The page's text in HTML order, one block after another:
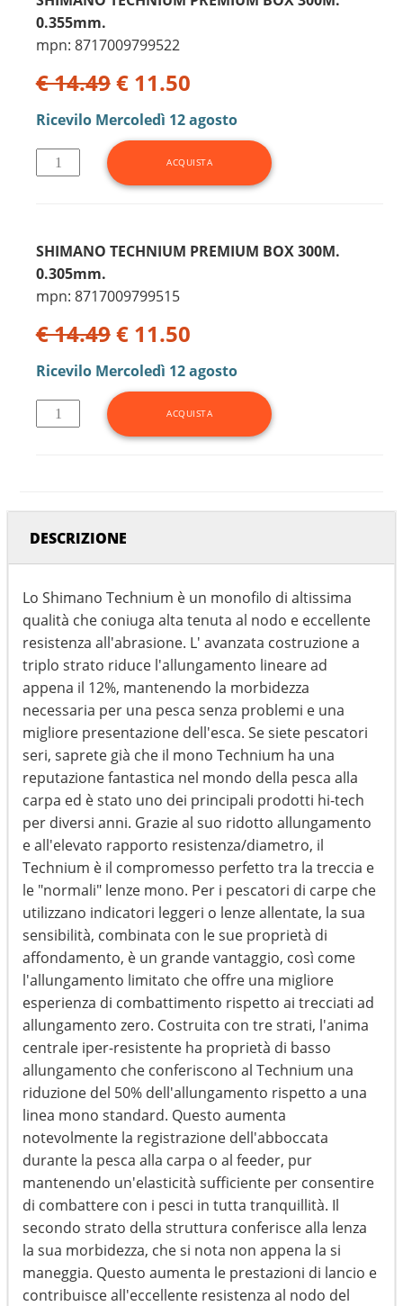
0.355mm.
mpn: 8717009799522
€ 14.49€ 11.50
Ricevilo Mercoledì 12 agosto
SHIMANO TECHNIUM PREMIUM BOX 300M.
0.305mm.
mpn: 8717009799515
€ 14.49€ 11.50
Ricevilo Mercoledì 12 agosto
DESCRIZIONE
Lo Shimano Technium è un monofilo di altissima
qualità che coniuga alta tenuta al nodo e eccellente
resistenza all'abrasione. L' avanzata costruzione a
triplo strato riduce l'allungamento lineare ad
appena il 12%, mantenendo la morbidezza
necessaria per una pesca senza problemi e una
migliore presentazione dell'esca. Se siete pescatori
seri, saprete già che il mono Technium ha una
reputazione fantastica nel mondo della pesca alla
carpa ed è stato uno dei principali prodotti hi-tech
per diversi anni. Grazie al suo ridotto allungamento
e all'elevato rapporto resistenza/diametro, il
Technium è il compromesso perfetto tra la treccia e
le "normali" lenze mono. Per i pescatori di carpe che
utilizzano indicatori leggeri o lenze allentate, la sua
sensibilità, combinata con le sue proprietà di
affondamento, è un grande vantaggio, così come
l'allungamento limitato che offre una migliore
esperienza di combattimento rispetto ai trecciati ad
allungamento zero. Costruita con tre strati, l'anima
centrale iper-resistente ha proprietà di basso
allungamento che conferiscono al Technium una
riduzione del 50% dell'allungamento rispetto a una
linea mono standard. Questo aumenta
notevolmente la registrazione dell'abboccata
durante la pesca alla carpa o al feeder, pur
mantenendo un'elasticità sufficiente per consentire
di combattere con i pesci in tutta tranquillità. Il
secondo strato della struttura conferisce alla lenza
la sua morbidezza, che si nota non appena la si
maneggia. Questo aumenta le prestazioni di lancio e
contribuisce all'eccellente resistenza al nodo del